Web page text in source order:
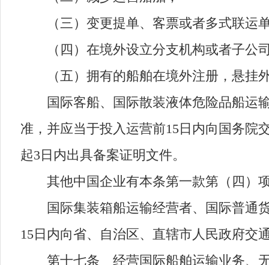
（三）变更提单、客票或者多式联运
（四）在境外设立分支机构或者子公
（五）拥有的船舶在境外注册，悬挂
国际客船、国际散装液体危险品船运输
准，并应当于投入运营前15日内向国务院
起3日内出具备案证明文件。
其他中国企业有本条第一款第（四）项
国际集装箱船运输经营者、国际普通货
15日内向省、自治区、直辖市人民政府交
第十七条 经营国际船舶运输业务、无